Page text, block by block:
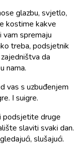
glazbu, svjetlo,
kostime kakve
vam spremaju
treba, podsjetnik
da
nama.
vas s uzbuđenjem
I suigre.
podsjetite druge
slaviti svaki dan.
slušajući.